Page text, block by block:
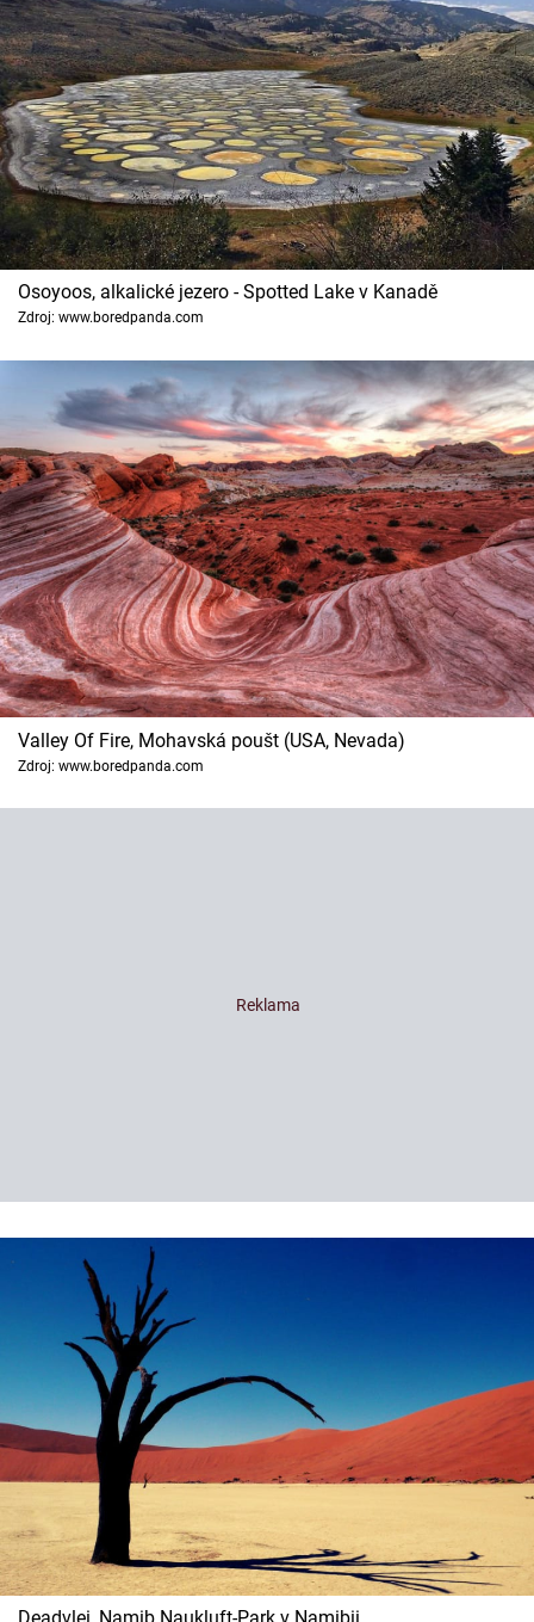
Osoyoos, alkalické jezero - Spotted Lake v Kanadě
Zdroj: www.boredpanda.com
Valley Of Fire, Mohavská poušt (USA, Nevada)
Zdroj: www.boredpanda.com